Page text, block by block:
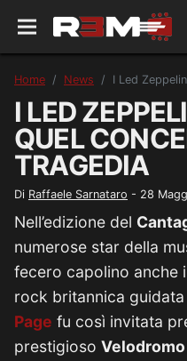
Home News I Led Zeppelin
I LED
QUEL
TRAGEDIA
Di Raffaele Sarnataro - 28
Nell’edizione del
numerose star della
fecero capolino anche i
rock britannica guidata
Page fu così invitata
prestigioso